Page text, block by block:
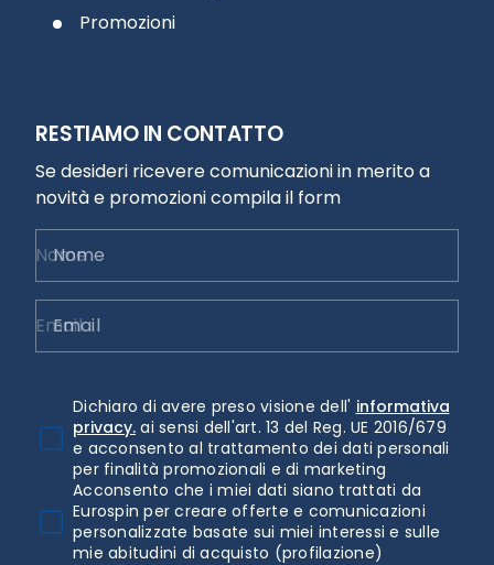
Promozioni
RESTIAMO IN CONTATTO
Se desideri ricevere comunicazioni in merito a
novità e promozioni compila il form
Nome
Email
Dichiaro di avere preso visione dell' informativa
privacy. ai sensi dell'art. 13 del Reg. UE 2016/679
e acconsento al trattamento dei dati personali
per finalità promozionali e di marketing
Acconsento che i miei dati siano trattati da
Eurospin per creare offerte e comunicazioni
personalizzate basate sui miei interessi e sulle
mie abitudini di acquisto (profilazione)